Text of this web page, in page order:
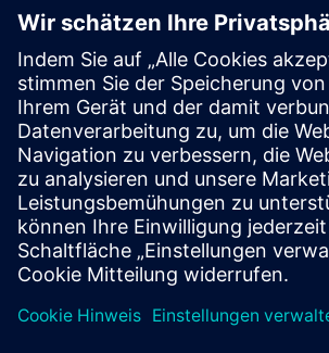
Setzen Sie sich auf die Interessentenliste und
Benachrichtigung sobald neue Termine
Benachrichtigungsservice aktivieren
Personalisiertes Angebot
Sie benötigen ein persönliches Angebot?
persönlichen Daten senden wir Ihnen
personalisiertes Angebot an Ihre
Persönliches Angebot zusenden